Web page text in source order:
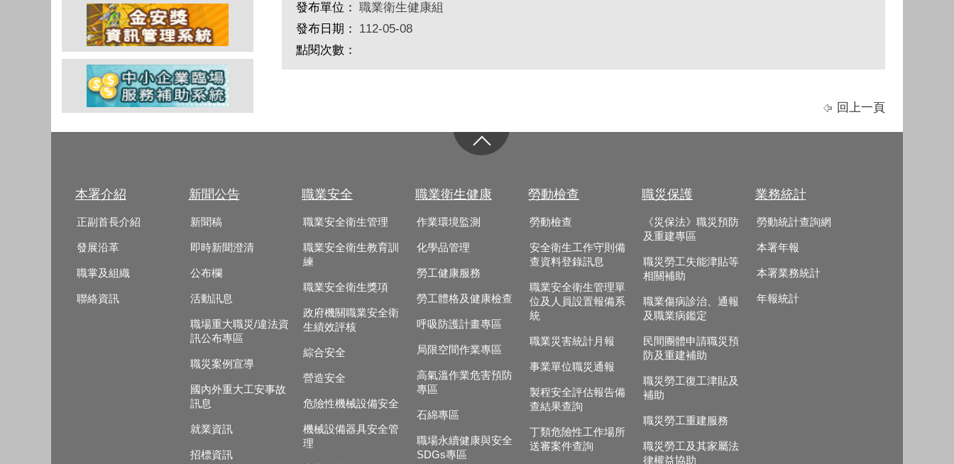
發布單位： 職業衛生健康組
發布日期：
112-05-08
點閱次數：
回上一頁
本署介紹
正副首長介紹
發展沿革
職掌及組織
聯絡資訊
新聞公告
新聞稿
即時新聞澄清
公布欄
活動訊息
職場重大職災/違法資
訊公布專區
職災案例宣導
國內外重大工安事故
訊息
就業資訊
招標資訊
職業安全
職業安全衛生管理
職業安全衛生教育訓
練
職業安全衛生獎項
政府機關職業安全衛
生績效評核
綜合安全
營造安全
危險性機械設備安全
機械設備器具安全管
理
職業衛生健康
作業環境監測
化學品管理
勞工健康服務
勞工體格及健康檢查
呼吸防護計畫專區
局限空間作業專區
高氣溫作業危害預防
專區
石綿專區
職場永續健康與安全
SDGs專區
勞動檢查
勞動檢查
安全衛生工作守則備
查資料登錄訊息
職業安全衛生管理單
位及人員設置報備系
統
職業災害統計月報
事業單位職災通報
製程安全評估報告備
查結果查詢
丁類危險性工作場所
送審案件查詢
職災保護
《災保法》職災預防
及重建專區
職災勞工失能津貼等
相關補助
職業傷病診治、通報
及職業病鑑定
民間團體申請職災預
防及重建補助
職災勞工復工津貼及
補助
職災勞工重建服務
職災勞工及其家屬法
律權益協助
業務統計
勞動統計查詢網
本署年報
本署業務統計
年報統計